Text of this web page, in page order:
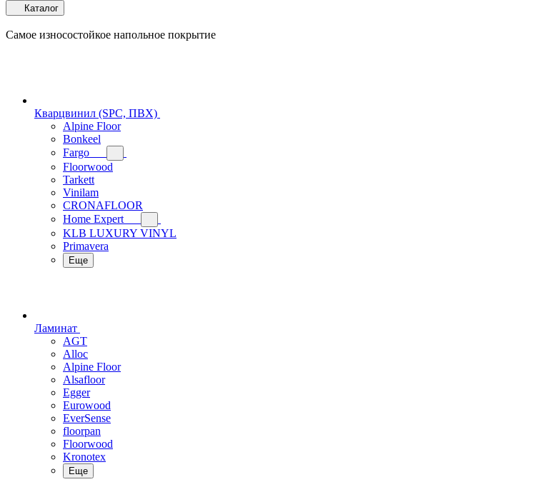
Каталог
Самое износостойкое напольное покрытие
Кварцвинил (SPC, ПВХ)
Alpine Floor
Bonkeel
Fargo
Floorwood
Tarkett
Vinilam
CRONAFLOOR
Home Expert
KLB LUXURY VINYL
Primavera
Еще
Ламинат
AGT
Alloc
Alpine Floor
Alsafloor
Egger
Eurowood
EverSense
floorpan
Floorwood
Kronotex
Еще